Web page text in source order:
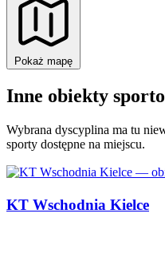
Pokaż mapę
Inne obiekty
Wybrana dyscyplina ma tu
sporty dostępne na miejscu.
KT Wschodnia Kielce